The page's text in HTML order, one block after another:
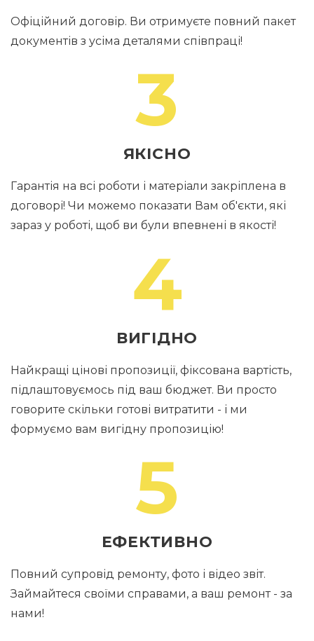
Офіційний договір. Ви отримуєте повний пакет
документів з усіма деталями співпраці!
3
ЯКІСНО
Гарантія на всі роботи і матеріали закріплена в
договорі! Чи можемо показати Вам об'єкти, які
зараз у роботі, щоб ви були впевнені в якості!
4
ВИГІДНО
Найкращі цінові пропозиції, фіксована вартість,
підлаштовуємось під ваш бюджет. Ви просто
говорите скільки готові витратити - і ми
формуємо вам вигідну пропозицію!
5
ЕФЕКТИВНО
Повний супровід ремонту, фото і відео звіт.
Займайтеся своїми справами, а ваш ремонт - за
нами!